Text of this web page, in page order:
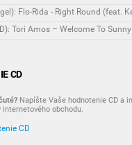
Flo-Rida - Right Round (feat.
Tori Amos – Welcome To
CD
Napíšte Vaše hodnotenie CD a
internetového obchodu.
CD